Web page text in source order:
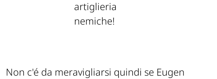
artiglieria
nemiche!
Non c'é da meravigliarsi quindi se Eugen